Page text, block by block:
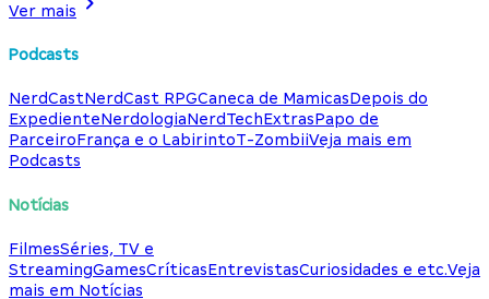
Ver mais
Podcasts
NerdCastNerdCast RPGCaneca de MamicasDepois do
ExpedienteNerdologiaNerdTechExtrasPapo de
ParceiroFrança e o LabirintoT-ZombiiVeja mais em
Podcasts
Notícias
FilmesSéries, TV e
StreamingGamesCríticasEntrevistasCuriosidades e etc.Veja
mais em Notícias